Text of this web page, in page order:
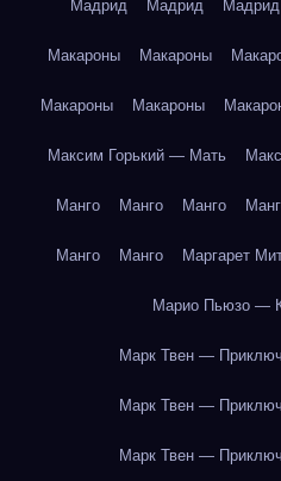
Мадрид Мадрид Мадрид
Макароны Макароны
Макароны Макароны
Максим Горький — Мать
Манго Манго Манго
Манго Манго Маргарет
Марио Пьюзо —
Марк Твен —
Марк Твен —
Марк Твен —